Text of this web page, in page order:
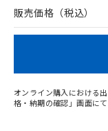
問い合わせくださ
販売価格（税込）
オンライン購入における
格・納期の確認」画面に